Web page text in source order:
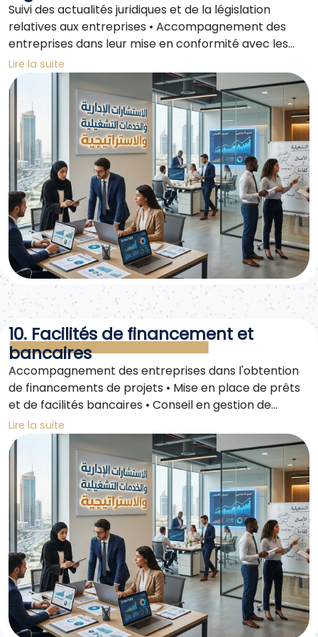
Suivi des actualités juridiques et de la législation
relatives aux entreprises • Accompagnement des
entreprises dans leur mise en conformité avec les
réglementations locales et internationales •
Rédaction de rapports juridiques et respect des
normes
Lire la suite
10. Facilités de financement et
bancaires
Accompagnement des entreprises dans l'obtention
de financements de projets • Mise en place de prêts
et de facilités bancaires • Conseil en gestion de
capital et de trésorerie
Lire la suite